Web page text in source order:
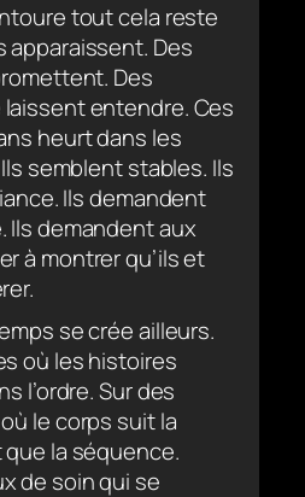
tout cela reste
apparaissent. Des
Des
entendre. Ces
heurt dans les
semblent stables. Ils
Ils demandent
Ils demandent aux
à montrer qu’ils et
se crée ailleurs.
où les histoires
l’ordre. Sur des
le corps suit la
la séquence.
de soin qui se